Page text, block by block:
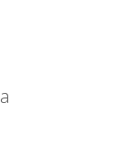
a